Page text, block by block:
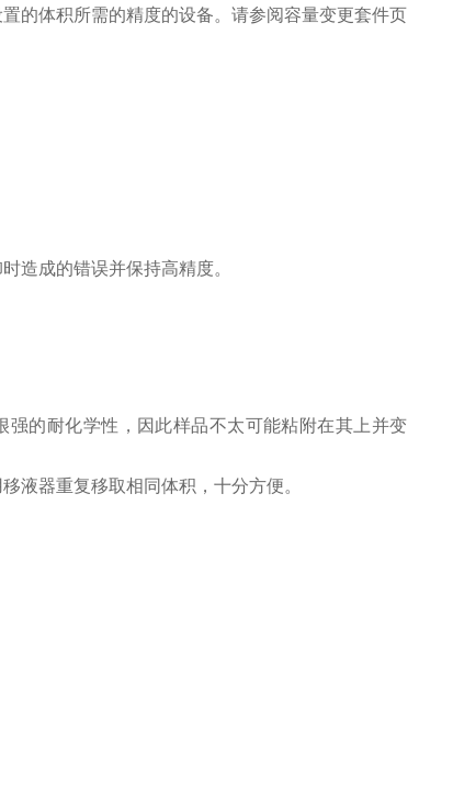
的体积所需的精度的设备。请参阅容量变更套件页
造成的错误并保持高精度。
的耐化学性，因此样品不太可能粘附在其上并变
液器重复移取相同体积，十分方便。